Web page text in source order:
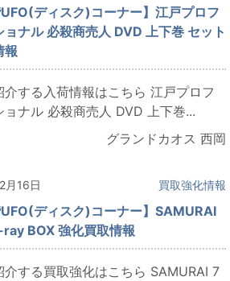
UFO(ディスク)コーナー】江戸プロフ
ョナル 必殺商売人 DVD 上下巻 セット
報
介する入荷情報はこちら 江戸プロフ
ョナル 必殺商売人 DVD 上下巻...
グランドカオス 西岡
月16日 買取強化情報
UFO(ディスク)コーナー】SAMURAI
BOX 強化買取情報
介する買取強化はこちら SAMURAI 7